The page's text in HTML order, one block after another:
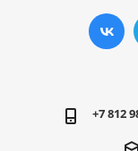
+7 812